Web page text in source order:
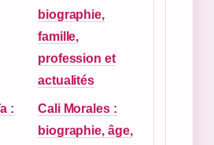
biographie,
famille,
profession et
actualités
:
Cali Morales :
biographie, âge,